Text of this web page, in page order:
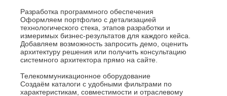
Разработка программного обеспечения
Оформляем портфолио с детализацией
технологического стека, этапов разработки и
измеримых бизнес-результатов для каждого кейса.
Добавляем возможность запросить демо, оценить
архитектуру решения или получить консультацию
системного архитектора прямо на сайте.
Телекоммуникационное оборудование
Создаём каталоги с удобными фильтрами по
характеристикам, совместимости и отраслевому